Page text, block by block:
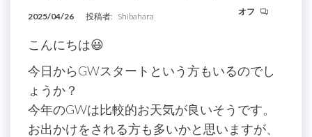
2025/04/26 投稿者: Shibahara オフ
こんにちは😃
今日からGWスタートという方もいるのでし
ょうか？
今年のGWは比較的お天気が良いそうです。
お出かけをされる方も多いかと思いますが、